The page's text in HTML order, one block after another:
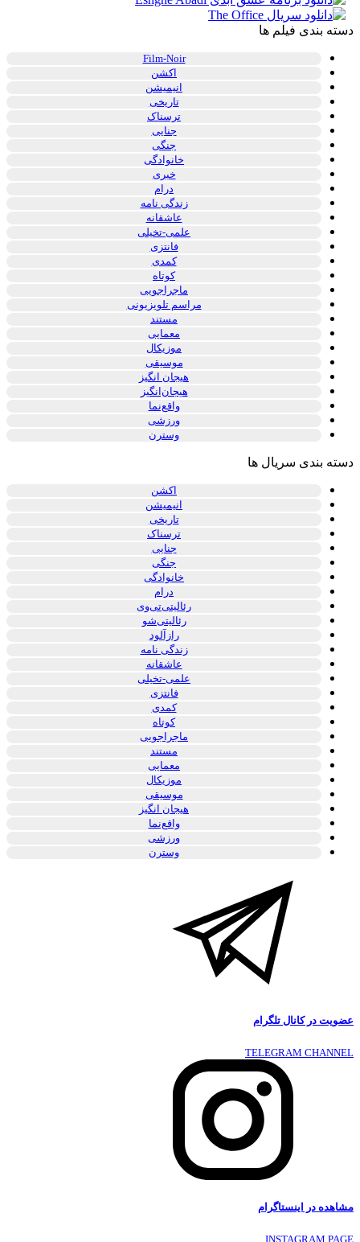
دسته بندی فیلم ها
Film-Noir
اکشن
انیمیشن
تاریخی
ترسناک
جنایی
جنگی
خانوادگی
خبری
درام
زندگی نامه
عاشقانه
علمی-تخیلی
فانتزی
کمدی
کوتاه
ماجراجویی
مراسم تلویزیونی
مستند
معمایی
موزیکال
موسیقی
هیجان انگیز
هیجان‌انگیز
واقع‌نما
ورزشی
وسترن
دسته بندی سریال ها
اکشن
انیمیشن
تاریخی
ترسناک
جنایی
جنگی
خانوادگی
درام
رئالیتی‌تی‌وی
رئالیتی‌شو
رازآلود
زندگی نامه
عاشقانه
علمی-تخیلی
فانتزی
کمدی
کوتاه
ماجراجویی
مستند
معمایی
موزیکال
موسیقی
هیجان انگیز
واقع‌نما
ورزشی
وسترن
عضویت در کانال تلگرام
TELEGRAM CHANNEL
مشاهده در اینستاگرام
INSTAGRAM PAGE